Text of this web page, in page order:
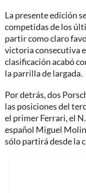
La presente edición
competidas de los
partir como claro
victoria consecutiva
clasificación acabó
la parrilla de largada.
Por detrás, dos
las posiciones del
el primer Ferrari, el
español Miguel
sólo partirá desde la